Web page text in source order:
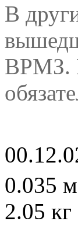
В
ВРМЗ.
0.035 м
2.05 кг